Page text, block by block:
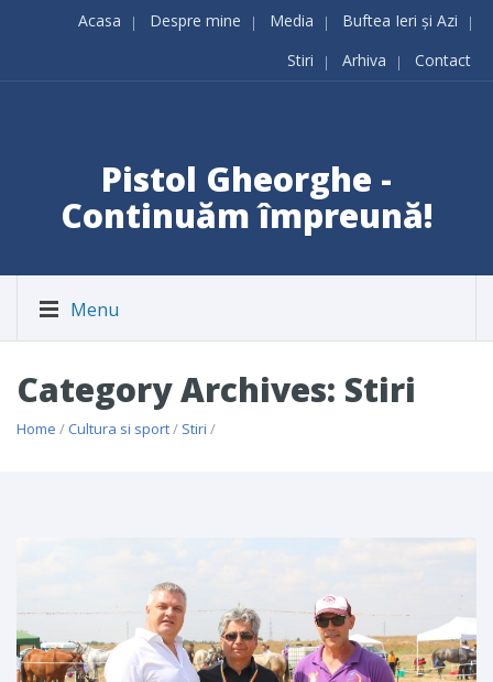
Acasa Despre mine Media
Buftea Ieri și Azi
Stiri
Arhiva Contact
Pistol Gheorghe -
Continuăm împreună!
Menu
Category Archives: Stiri
Home / Cultura si sport/ Stiri /